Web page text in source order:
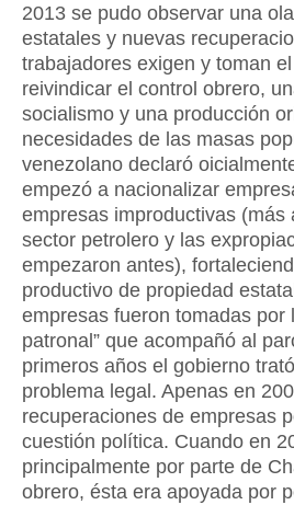
2013 se pudo observar una
estatales y nuevas
trabajadores exigen y toman
reivindicar el control obrero,
socialismo y una producción
necesidades de las masas
venezolano declaró
empezó a nacionalizar
empresas improductivas
sector petrolero y las
empezaron antes),
productivo de propiedad
empresas fueron tomadas por
patronal” que acompañó al
primeros años el gobierno
problema legal. Apenas en
recuperaciones de empresas
cuestión política. Cuando en
principalmente por parte de
obrero, ésta era apoyada por